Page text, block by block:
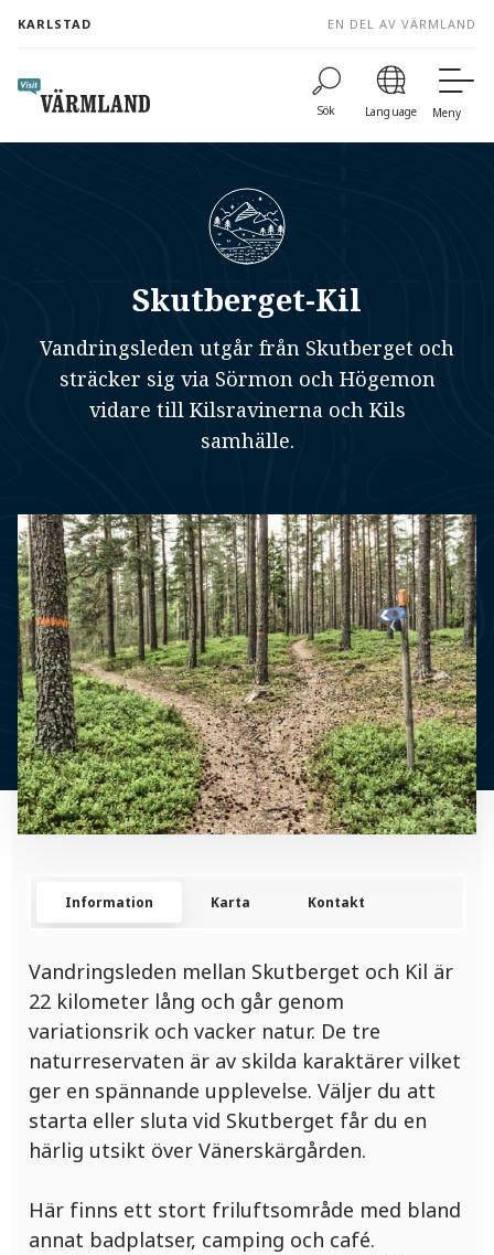
content
KARLSTAD EN DEL AV VÄRMLAND
Sök Language Meny
Skutberget-Kil
Vandringsleden utgår från Skutberget och
sträcker sig via Sörmon och Högemon
vidare till Kilsravinerna och Kils
samhälle.
Information Karta Kontakt
Vandringsleden mellan Skutberget och Kil är
22 kilometer lång och går genom
variationsrik och vacker natur. De tre
naturreservaten är av skilda karaktärer vilket
ger en spännande upplevelse. Väljer du att
starta eller sluta vid Skutberget får du en
härlig utsikt över Vänerskärgården.
Här finns ett stort friluftsområde med bland
annat badplatser, camping och café.